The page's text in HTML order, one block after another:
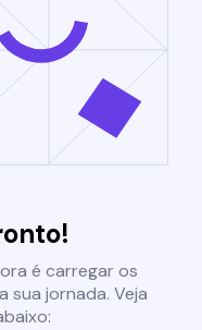
é carregar os
sua jornada. Veja